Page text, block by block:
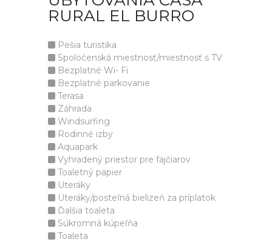
RURAL EL BURRO
Pešia turistika
Spoločenská miestnosť/miestnosť s TV
Bezplatné Wi- Fi
Bezplatné parkovanie
Terasa
Záhrada
Windsurfing
Rodinné izby
Aquapark
Vyhradený priestor pre fajčiarov
Toaletný papier
Uteráky
Uteráky/posteľná bielizeň za príplatok
Ďalšia toaleta
Súkromná kúpeľňa
Toaleta